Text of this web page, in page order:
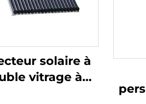
solaire à
vitrage à